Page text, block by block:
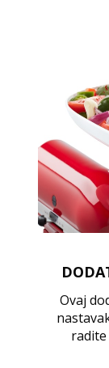
Ovaj
radite